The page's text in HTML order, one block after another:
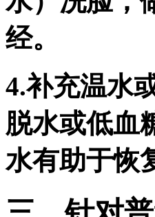
经。
4.补充温水
脱水或低血
水有助于恢